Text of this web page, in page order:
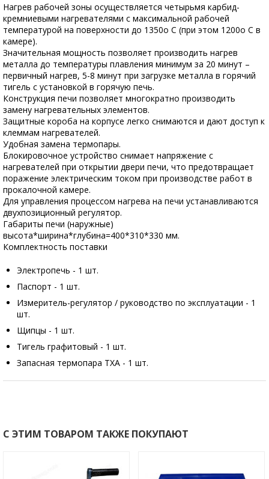
Нагрев рабочей зоны осуществляется четырьмя карбид-
кремниевыми нагревателями с максимальной рабочей
температурой на поверхности до 1350о С (при этом 1200о С в
камере).
Значительная мощность позволяет производить нагрев
металла до температуры плавления минимум за 20 минут –
первичный нагрев, 5-8 минут при загрузке металла в горячий
тигель с установкой в горячую печь.
Конструкция печи позволяет многократно производить
замену нагревательных элементов.
Защитные короба на корпусе легко снимаются и дают доступ к
клеммам нагревателей.
Удобная замена термопары.
Блокировочное устройство снимает напряжение с
нагревателей при открытии двери печи, что предотвращает
поражение электрическим током при производстве работ в
прокалочной камере.
Для управления процессом нагрева на печи устанавливаются
двухпозиционный регулятор.
Габариты печи (наружные)
высота*ширина*глубина=400*310*330 мм.
Комплектность поставки
Электропечь - 1 шт.
Паспорт - 1 шт.
Измеритель-регулятор / руководство по эксплуатации - 1
шт.
Щипцы - 1 шт.
Тигель графитовый - 1 шт.
Запасная термопара ТХА - 1 шт.
С ЭТИМ ТОВАРОМ ТАКЖЕ ПОКУПАЮТ